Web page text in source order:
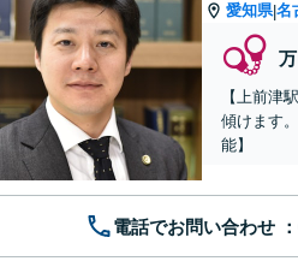
愛知県|名
【上前津
傾けます
能】
電話でお問い合わせ